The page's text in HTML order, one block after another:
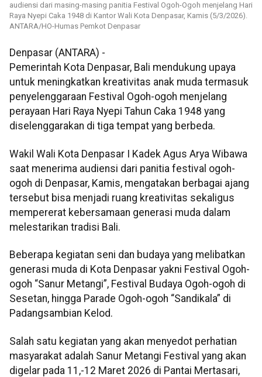
audiensi dari masing-masing panitia Festival Ogoh-Ogoh menjelang Hari
Raya Nyepi Caka 1948 di Kantor Wali Kota Denpasar, Kamis (5/3/2026).
ANTARA/HO-Humas Pemkot Denpasar
Denpasar (ANTARA) -
Pemerintah Kota Denpasar, Bali mendukung upaya
untuk meningkatkan kreativitas anak muda termasuk
penyelenggaraan Festival Ogoh-ogoh menjelang
perayaan Hari Raya Nyepi Tahun Caka 1948 yang
diselenggarakan di tiga tempat yang berbeda.
Wakil Wali Kota Denpasar I Kadek Agus Arya Wibawa
saat menerima audiensi dari panitia festival ogoh-
ogoh di Denpasar, Kamis, mengatakan berbagai ajang
tersebut bisa menjadi ruang kreativitas sekaligus
mempererat kebersamaan generasi muda dalam
melestarikan tradisi Bali.
Beberapa kegiatan seni dan budaya yang melibatkan
generasi muda di Kota Denpasar yakni Festival Ogoh-
ogoh “Sanur Metangi”, Festival Budaya Ogoh-ogoh di
Sesetan, hingga Parade Ogoh-ogoh “Sandikala” di
Padangsambian Kelod.
Salah satu kegiatan yang akan menyedot perhatian
masyarakat adalah Sanur Metangi Festival yang akan
digelar pada 11,-12 Maret 2026 di Pantai Mertasari,